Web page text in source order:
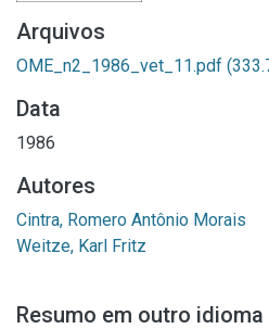
Arquivos
OME_n2_1986_vet_11.pdf
Data
1986
Autores
Cintra, Romero Antônio Morais
Weitze, Karl Fritz
Resumo em outro idioma